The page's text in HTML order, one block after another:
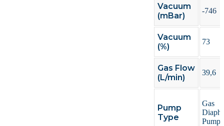
Vacuum
(mBar)
-746
Vacuum
(%)
73
Gas Flow
(L/min)
39,6
Pump
Type
Gas
Pumps